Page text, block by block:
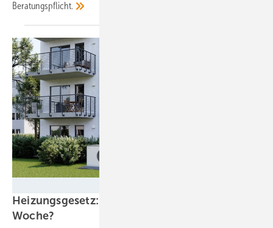
Beratungspflicht.
Heizungsgesetz: Beschluss schon kommende
Woche?